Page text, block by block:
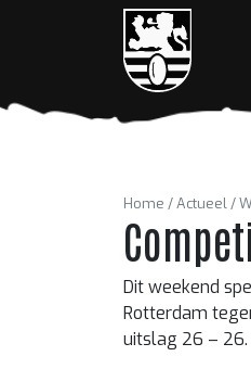
Home Actueel
Dit weekend
Rotterdam
uitslag 26 – 26.